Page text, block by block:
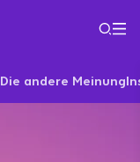
Die andere Meinung